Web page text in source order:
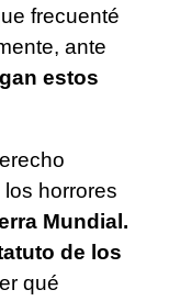
frecuenté
ante
estos
horrores
Mundial.
de los
qué